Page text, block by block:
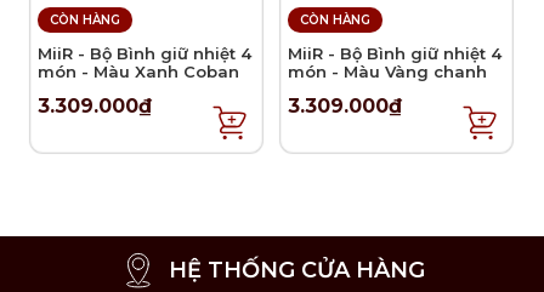
CÒN HÀNG
MiiR - Bộ Bình giữ nhiệt 4
món - Màu Xanh Coban
3.309.000₫
CÒN HÀNG
MiiR - Bộ Bình giữ nhiệt 4
món - Màu Vàng chanh
3.309.000₫
HỆ THỐNG CỬA HÀNG